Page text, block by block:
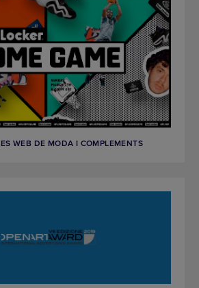
WEB DE MODA I COMPLEMENTS